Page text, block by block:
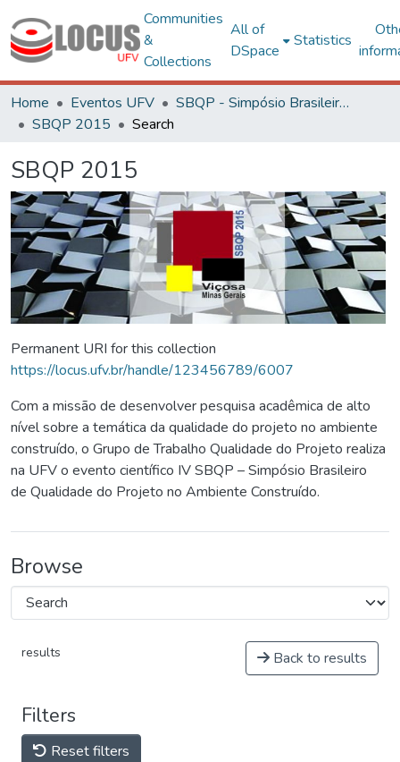
Communities
&
Collections
All of
DSpace
Statistics
Home Eventos UFV
SBQP - Simpósio Brasileiro de Qualidade do Projeto no Ambiente Construído
SBQP 2015
Search
SBQP 2015
Permanent URI for this collection
https://locus.ufv.br/handle/123456789/6007
Com a missão de desenvolver pesquisa acadêmica de alto
nível sobre a temática da qualidade do projeto no ambiente
construído, o Grupo de Trabalho Qualidade do Projeto realiza
na UFV o evento científico IV SBQP – Simpósio Brasileiro
de Qualidade do Projeto no Ambiente Construído.
Browse
results Back to results
Filters
Reset filters